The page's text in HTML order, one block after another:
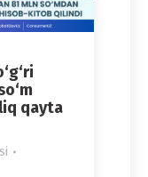
qayta